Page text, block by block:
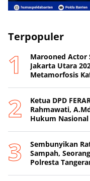
Terpopuler
Marooned Actor
Jakarta Utara
Metamorfosis
Ketua DPD
Rahmawati,
Hukum
Sembunyikan
Sampah,
Polresta